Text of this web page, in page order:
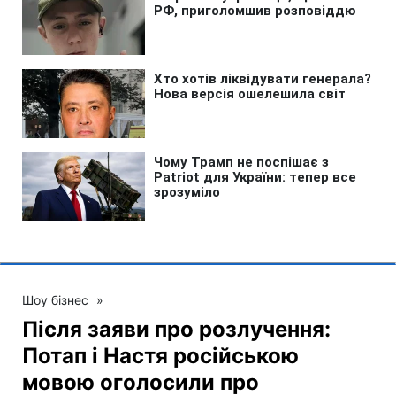
Шоу бізнес »
Після заяви про розлучення:
Потап і Настя російською
мовою оголосили про